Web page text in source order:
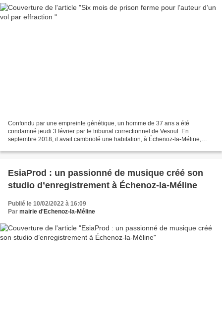
Confondu par une empreinte génétique, un homme de 37 ans a été
condamné jeudi 3 février par le tribunal correctionnel de Vesoul. En
septembre 2018, il avait cambriolé une habitation, à Échenoz-la-Méline,
EsiaProd : un passionné de musique créé son
studio d’enregistrement à Échenoz-la-Méline
Publié le 10/02/2022 à 16:09
Par mairie d'Echenoz-la-Méline